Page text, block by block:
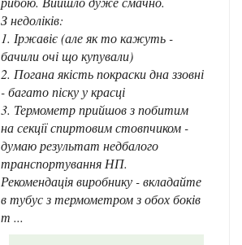
З недоліків:
1. Іржавіє (але як то кажуть -
бачили очі що купували)
2. Погана якість покраски дна ззовні
- багато піску у красці
3. Термометр прийшов з побитим
на секції спиртовим стовпчиком -
думаю результат недбалого
транспортування НП.
Рекомендація виробнику - вкладайте
в тубус з термометром з обох боків
т ...